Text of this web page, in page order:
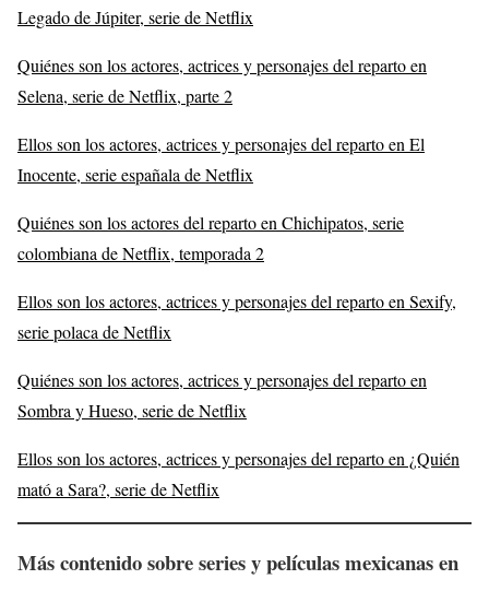
Legado de Júpiter, serie de Netflix
Quiénes son los actores, actrices y personajes del reparto en
Selena, serie de Netflix, parte 2
Ellos son los actores, actrices y personajes del reparto en El
Inocente, serie españala de Netflix
Quiénes son los actores del reparto en Chichipatos, serie
colombiana de Netflix, temporada 2
Ellos son los actores, actrices y personajes del reparto en Sexify,
serie polaca de Netflix
Quiénes son los actores, actrices y personajes del reparto en
Sombra y Hueso, serie de Netflix
Ellos son los actores, actrices y personajes del reparto en ¿Quién
mató a Sara?, serie de Netflix
Máscontenido sobre series y películas mexicanas en